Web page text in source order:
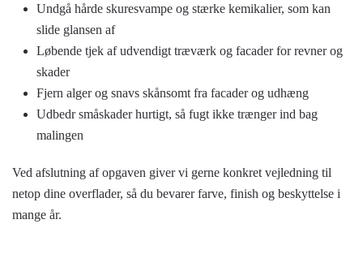
Undgå hårde skuresvampe og stærke kemikalier, som kan
slide glansen af
Løbende tjek af udvendigt træværk og facader for revner og
skader
Fjern alger og snavs skånsomt fra facader og udhæng
Udbedr småskader hurtigt, så fugt ikke trænger ind bag
malingen
Ved afslutning af opgaven giver vi gerne konkret vejledning til
netop dine overflader, så du bevarer farve, finish og beskyttelse i
mange år.